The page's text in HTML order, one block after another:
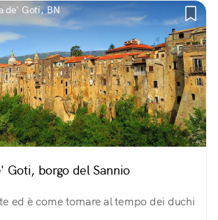
de' Goti, BN
Goti, borgo del Sannio
ed è come tornare al tempo dei duchi